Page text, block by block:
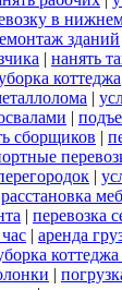
в
зданий
| нанять
коттеджа
|
|
сборщиков |
|
расстановка
| перевозка
| аренда
|